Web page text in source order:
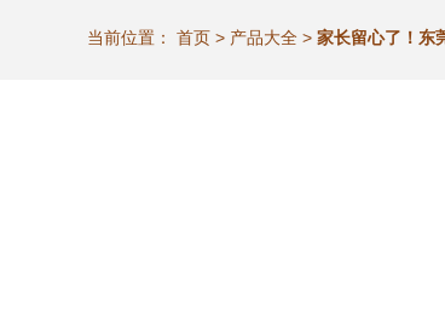
当前位置： 首页 > 产品大全 > 家长留心了！东